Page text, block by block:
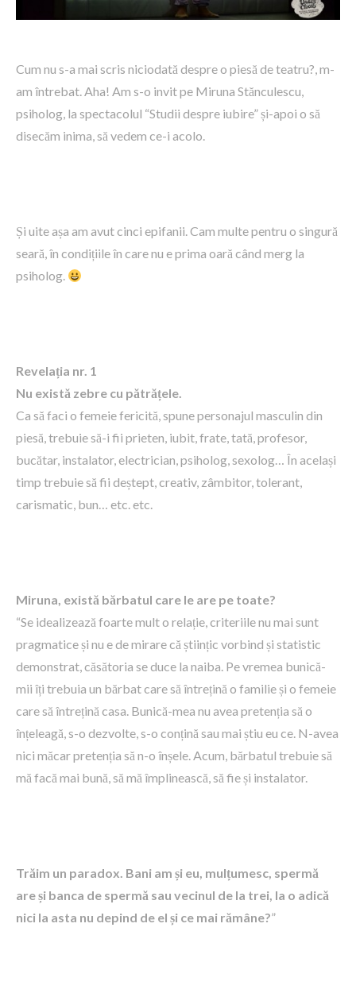
Cum nu s-a mai scris niciodată despre o piesă de teatru?, m-
am întrebat. Aha! Am s-o invit pe Miruna Stănculescu,
psiholog, la spectacolul “Studii despre iubire” și-apoi o să
disecăm inima, să vedem ce-i acolo.
Și uite așa am avut cinci epifanii. Cam multe pentru o singură
seară, în condițiile în care nu e prima oară când merg la
psiholog.
Revelația nr. 1
Nu există zebre cu pătrățele.
Ca să faci o femeie fericită, spune personajul masculin din
piesă, trebuie să-i fii prieten, iubit, frate, tată, profesor,
bucătar, instalator, electrician, psiholog, sexolog… În același
timp trebuie să fii deștept, creativ, zâmbitor, tolerant,
carismatic, bun… etc. etc.
Miruna, există bărbatul care le are pe toate?
“Se idealizează foarte mult o relație, criteriile nu mai sunt
pragmatice și nu e de mirare că științic vorbind și statistic
demonstrat, căsătoria se duce la naiba. Pe vremea bunică-
mii îți trebuia un bărbat care să întrețină o familie și o femeie
care să întrețină casa. Bunică-mea nu avea pretenția să o
înțeleagă, s-o dezvolte, s-o conțină sau mai știu eu ce. N-avea
nici măcar pretenția să n-o înșele. Acum, bărbatul trebuie să
mă facă mai bună, să mă împlinească, să fie și instalator.
Trăim un paradox. Bani am și eu, mulțumesc, spermă
are și banca de spermă sau vecinul de la trei, la o adică
nici la asta nu depind de el și ce mai rămâne?”